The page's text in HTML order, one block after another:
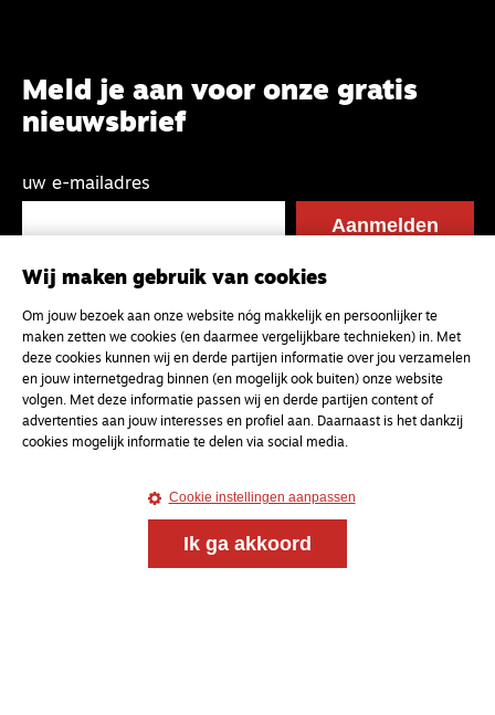
Meld je aan voor onze gratis
nieuwsbrief
uw e-mailadres
Wij maken gebruik van cookies
Om jouw bezoek aan onze website nóg makkelijk en persoonlijker te
maken zetten we cookies (en daarmee vergelijkbare technieken) in. Met
deze cookies kunnen wij en derde partijen informatie over jou verzamelen
en jouw internetgedrag binnen (en mogelijk ook buiten) onze website
volgen. Met deze informatie passen wij en derde partijen content of
advertenties aan jouw interesses en profiel aan. Daarnaast is het dankzij
cookies mogelijk informatie te delen via social media.
Cookie instellingen aanpassen
Ik ga akkoord